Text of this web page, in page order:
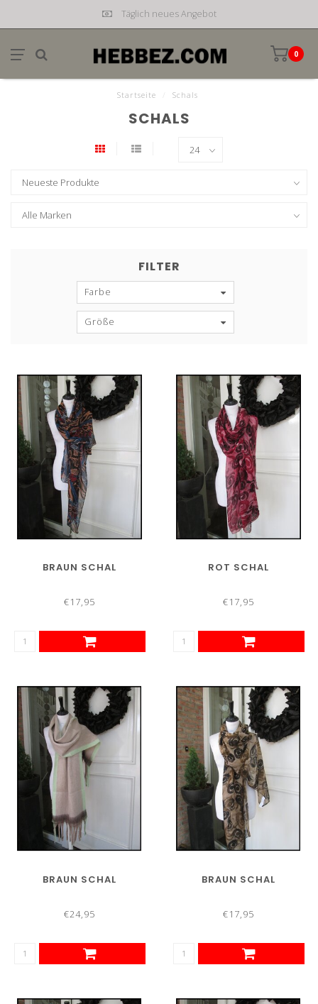
Täglich neues Angebot
0
Startseite Schals
SCHALS
FILTER
Farbe
Größe
BRAUN SCHAL
€17,95
ROT SCHAL
€17,95
BRAUN SCHAL
€24,95
BRAUN SCHAL
€17,95